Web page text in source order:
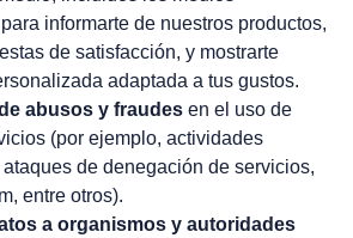
informarte de nuestros productos,
de satisfacción, y mostrarte
adaptada a tus gustos.
abusos y fraudes en el uso de
(por ejemplo, actividades
de denegación de servicios,
entre otros).
a organismos y autoridades